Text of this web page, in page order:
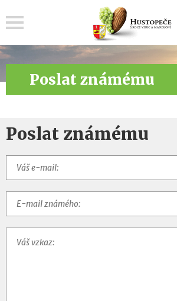
Poslat známému
Poslat známému